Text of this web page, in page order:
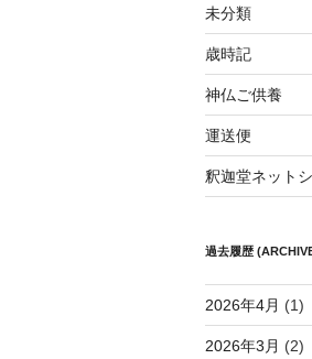
未分類
歳時記
神仏ご供養
運送便
釈迦堂ネット
過去履歴
2026年4月 (1)
2026年3月 (2)